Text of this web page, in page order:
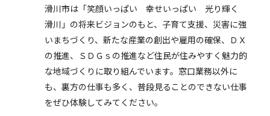
滑川市は「笑顔いっぱい 幸せいっぱい 光り輝く
滑川」の将来ビジョンのもと、子育て支援、災害に強
いまちづくり、新たな産業の創出や雇用の確保、ＤＸ
の推進、ＳＤＧｓの推進など住民が住みやすく魅力的
な地域づくりに取り組んでいます。窓口業務以外に
も、裏方の仕事も多く、普段見ることのできない仕事
をぜひ体験してみてください。